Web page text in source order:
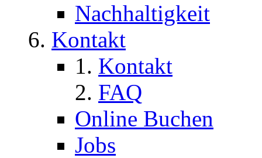
Nachhaltigkeit
Kontakt
Kontakt
FAQ
Online Buchen
Jobs